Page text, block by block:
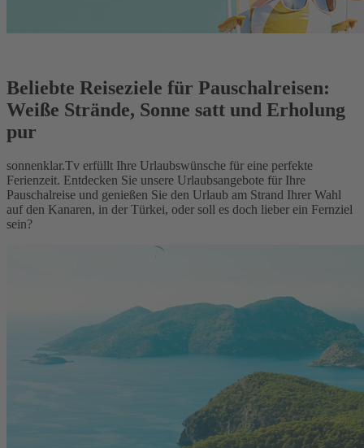
Beliebte Reiseziele für Pauschalreisen:
Weiße Strände, Sonne satt und Erholung
pur
sonnenklar.Tv erfüllt Ihre Urlaubswünsche für eine perfekte
Ferienzeit. Entdecken Sie unsere Urlaubsangebote für Ihre
Pauschalreise und genießen Sie den Urlaub am Strand Ihrer Wahl
auf den Kanaren, in der Türkei, oder soll es doch lieber ein Fernziel
sein?